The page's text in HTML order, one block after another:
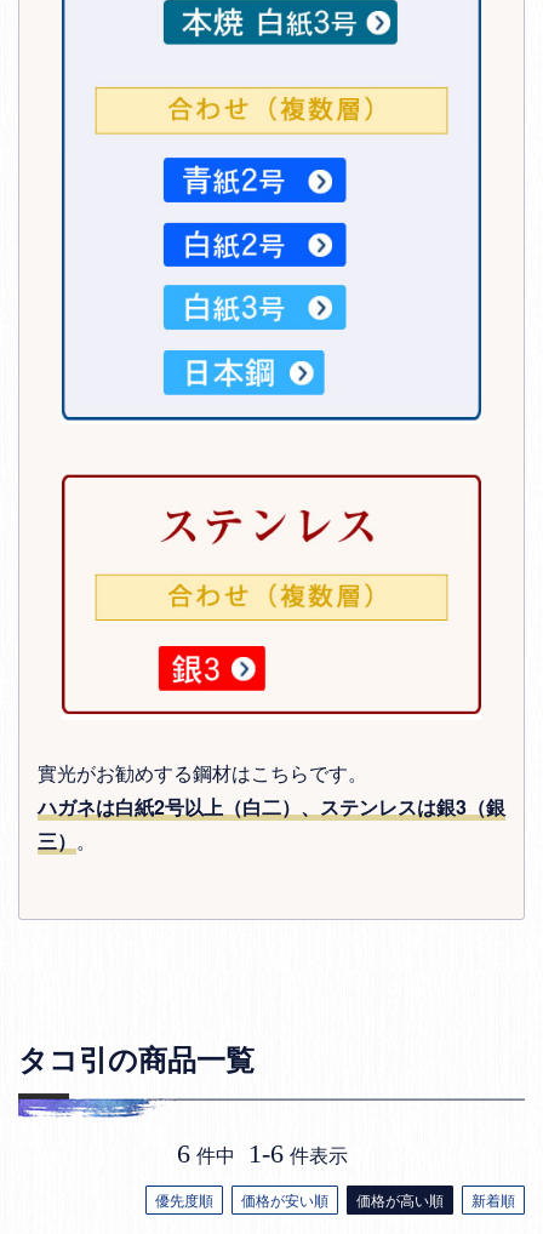
實光がお勧めする鋼材はこちらです。
ハガネは白紙2号以上（白二）、ステンレスは銀3（銀
三） 。
タコ引の商品一覧
優先度順 価格が安い順 価格が高い順 新着順
6 件中 1-6 件表示